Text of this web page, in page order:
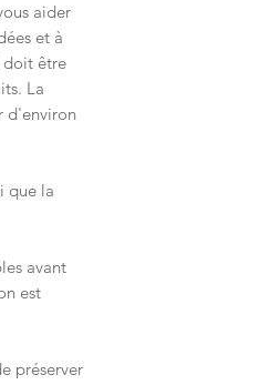
aider
et à
doit être
La
d'environ
que la
avant
est
préserver